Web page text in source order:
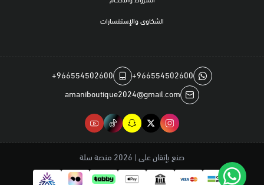
الشكاوى والإستفسارات
+966554502600
+966554502600
amaniboutique2024@gmail.com
صنع بإتقان على | 2026 منصة سلة